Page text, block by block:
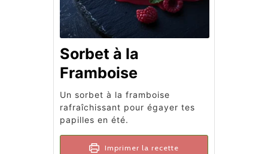
Sorbet à la
Framboise
Un sorbet à la framboise
rafraîchissant pour égayer tes
papilles en été.
Imprimer la recette